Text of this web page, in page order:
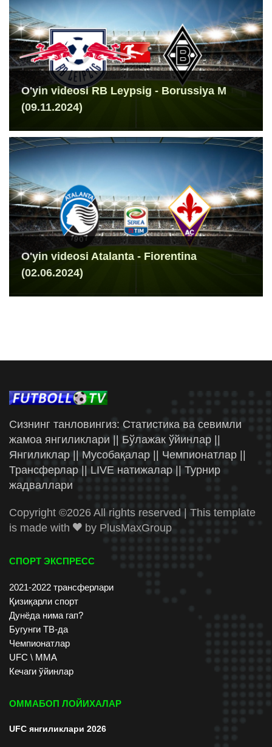
O'yin videosi RB Leypsig - Borussiya M
(09.11.2024)
O'yin videosi Atalanta - Fiorentina
(02.06.2024)
Сизнинг танловингиз: Статистика ва севимли
жамоа янгиликлари || Бўлажак ўйинлар ||
Янгиликлар || Мусобақалар || Чемпионатлар ||
Трансферлар || LIVE натижалар || Турнир
жадваллари
Copyright ©2026 All rights reserved | This template
is made with
by PlusMaxGroup
СПОРТ ЭКСПРЕСС
2021-2022 трансферлари
Қизиқарли спорт
Дунёда нима гап?
Бугунги ТВ-да
Чемпионатлар
UFC \ ММА
Кечаги ўйинлар
ОММАБОП ЛОЙИХАЛАР
UFC янгиликлари 2026